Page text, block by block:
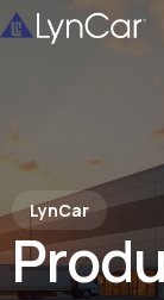
LynCar